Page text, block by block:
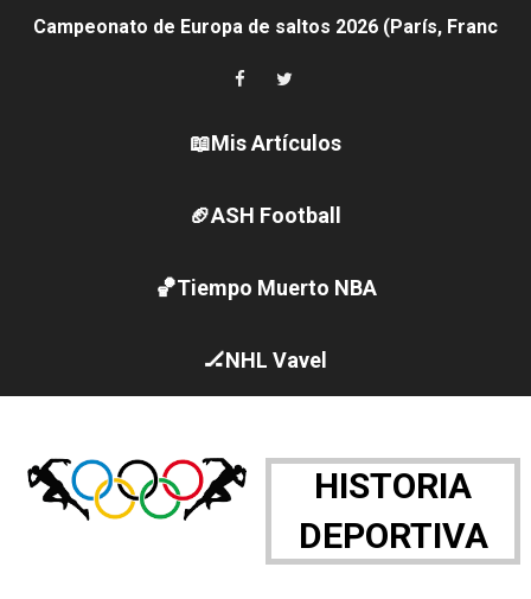
Campeonato de Europa de saltos 2026 (París,
Tour de Francia femenino 2026 - Etapa 6
Women's Pro Baseball League 2026
AEW - Adam Page con Brodido desbancan una
Mundial de MotoGP 2026 - GP Gran Bretaña
Campeonato de Europa de high diving 2026 (París,
WWE NXT - Myles Borne y Tavion Heights ponen fin
📖Mis Artículos
🏈ASH Football
🏀Tiempo Muerto NBA
🏒NHL Vavel
HISTORIA
DEPORTIVA